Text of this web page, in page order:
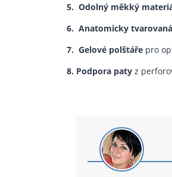
5. Odolný měkký
6. Anatomicky
7. Gelové polštáře pro
8. Podpora paty z